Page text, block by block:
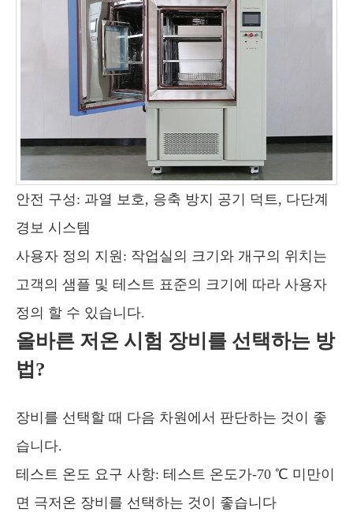
안전 구성: 과열 보호, 응축 방지 공기 덕트, 다단계
경보 시스템
사용자 정의 지원: 작업실의 크기와 개구의 위치는
고객의 샘플 및 테스트 표준의 크기에 따라 사용자
정의 할 수 있습니다.
올바른 저온 시험 장비를 선택하는 방
법?
장비를 선택할 때 다음 차원에서 판단하는 것이 좋
습니다.
테스트 온도 요구 사항: 테스트 온도가-70 ℃ 미만이
면 극저온 장비를 선택하는 것이 좋습니다